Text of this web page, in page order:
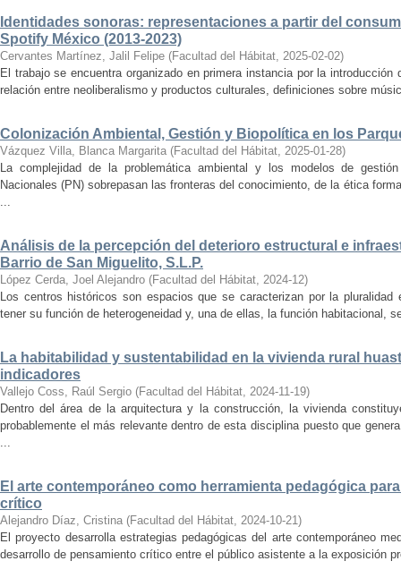
Identidades sonoras: representaciones a partir del
Spotify México (2013-2023)
Cervantes Martínez, Jalil Felipe (Facultad del Hábitat, 2025-02-02)
El trabajo se encuentra organizado en primera instancia por la
relación entre neoliberalismo y productos culturales, definiciones sobre
Colonización Ambiental, Gestión y Biopolítica en los
Vázquez Villa, Blanca Margarita (Facultad del Hábitat, 2025-01-28)
La complejidad de la problemática ambiental y los modelos de
Nacionales (PN) sobrepasan las fronteras del conocimiento, de la ética
...
Análisis de la percepción del deterioro estructural e
Barrio de San Miguelito, S.L.P.
López Cerda, Joel Alejandro (Facultad del Hábitat, 2024-12)
Los centros históricos son espacios que se caracterizan por la
tener su función de heterogeneidad y, una de ellas, la función habitacional,
La habitabilidad y sustentabilidad en la vivienda rural
indicadores
Vallejo Coss, Raúl Sergio (Facultad del Hábitat, 2024-11-19)
Dentro del área de la arquitectura y la construcción, la vivienda
probablemente el más relevante dentro de esta disciplina puesto que
...
El arte contemporáneo como herramienta pedagógica
crítico
Alejandro Díaz, Cristina (Facultad del Hábitat, 2024-10-21)
El proyecto desarrolla estrategias pedagógicas del arte contemporáneo
desarrollo de pensamiento crítico entre el público asistente a la exposición